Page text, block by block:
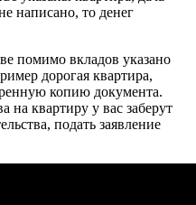
написано, то денег
помимо вкладов указано
дорогая квартира,
копию документа.
на квартиру у вас заберут
подать заявление